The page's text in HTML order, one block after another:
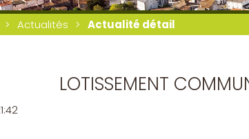
Actualités Actualité détail
LOTISSEMENT